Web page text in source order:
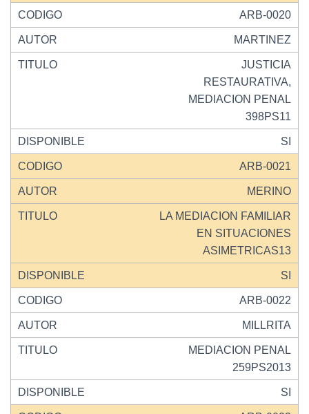
ARB-0020
MARTINEZ
JUSTICIA
RESTAURATIVA,
MEDIACION PENAL
398PS11
SI
ARB-0021
MERINO
LA MEDIACION FAMILIAR
EN SITUACIONES
ASIMETRICAS13
SI
ARB-0022
MILLRITA
MEDIACION PENAL
259PS2013
SI